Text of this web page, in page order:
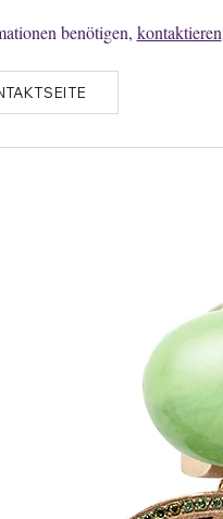
benötigen, kontaktieren